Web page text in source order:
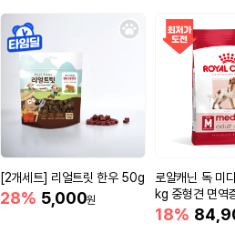
[2개세트] 리얼트릿 한우 50g
28% 5,000원
로얄캐닌 독 미
kg 중형견 면역
18%